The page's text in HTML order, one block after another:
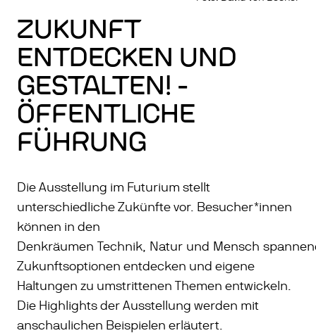
ZUKUNFT
ENTDECKEN UND
GESTALTEN! -
ÖFFENTLICHE
FÜHRUNG
Die Ausstellung im Futurium stellt
unterschiedliche Zukünfte vor. Besucher*innen
können in den
Denkräumen Technik, Natur und Mensch
Zukunftsoptionen entdecken und eigene
Haltungen zu umstrittenen Themen entwickeln.
Die Highlights der Ausstellung werden mit
anschaulichen Beispielen erläutert.